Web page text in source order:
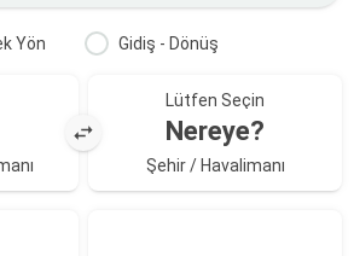
Yön Gidiş - Dönüş
Lütfen Seçin
Nereye?
Şehir / Havalimanı